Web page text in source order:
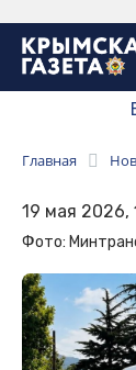
Главная
19 мая 2026,
Фото: